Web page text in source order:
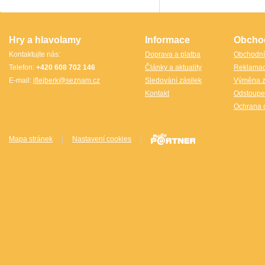
Hry a hlavolamy
Kontaktujte nás:
Telefon: +420 608 702 146
E-mail: jflejberk@seznam.cz
Informace
Doprava a platba
Články a aktuality
Sledování zásilek
Kontakt
Výměna
Ochrana
Mapa stránek Nastavení cookies